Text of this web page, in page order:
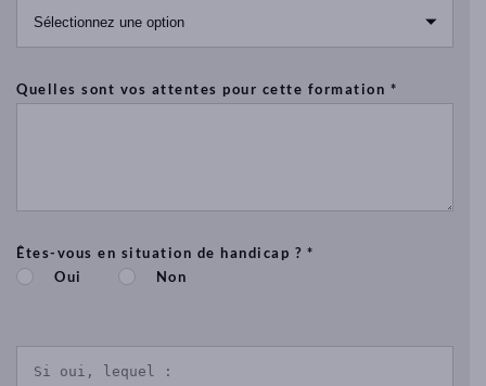
Quelles sont vos attentes pour cette formation *
Êtes-vous en situation de handicap ? *
Oui
Non